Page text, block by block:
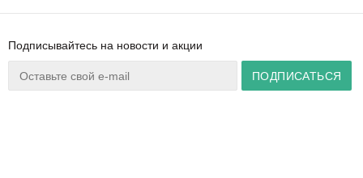
Подписывайтесь на новости и акции